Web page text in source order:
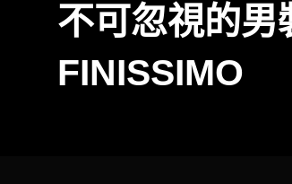
不可忽視的
FINISSIMO